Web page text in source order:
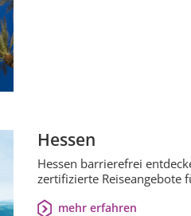
Hessen
Hessen barrierefrei
zertifizierte Reiseangebote
mehr erfahren